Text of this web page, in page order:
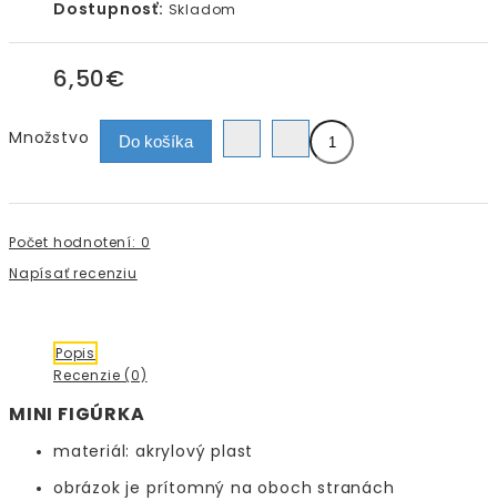
Dostupnosť: Skladom
6,50€
Množstvo Do košíka
Počet hodnotení: 0
Napísať recenziu
Popis
Recenzie (0)
MINI FIGÚRKA
materiál: akrylový plast
obrázok je prítomný na oboch stranách